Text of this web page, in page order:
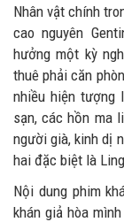
Nhân vật chính
cao nguyên
hưởng một kỳ
thuê phải căn
nhiều hiện tượng
sạn, các hồn ma
người già, kinh dị
hai đặc biệt là
Nội dung phim
khán giả hòa